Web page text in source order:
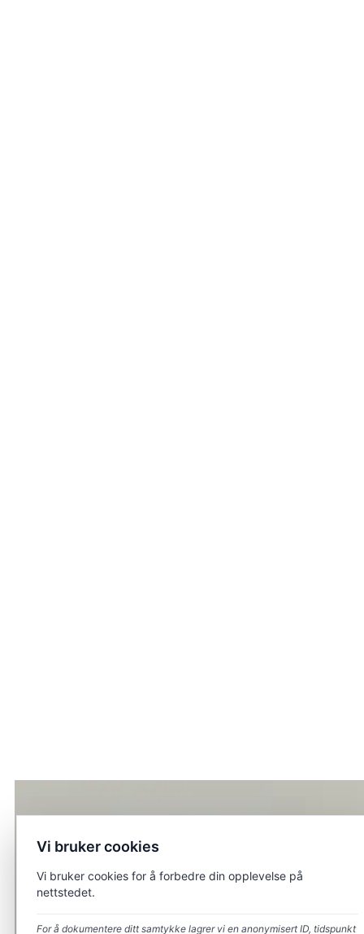
Vi bruker cookies
Vi bruker cookies for å forbedre din opplevelse på
nettstedet.
For å dokumentere ditt samtykke lagrer vi en anonymisert ID, tidspunkt